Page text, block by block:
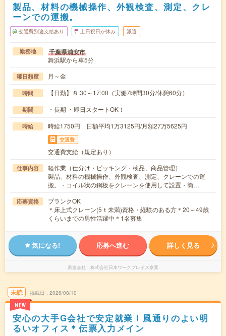
製品、材料の機械操作、外観検査、測定、クレ
ーンでの運搬。
交通費別途支給あり 土日祝日が休み 派遣
勤務地 千葉県浦安市
舞浜駅から車5分
曜日頻度 月～金
時間 【日勤】８:30～17:00（実働7時間30分/休憩60分）
期間 ・長期 ・即日スタートOK！
時給 時給1750円 日額平均1万3125円/月額27万5625円
交通費
交通費支給（規定あり）
仕事内容
軽作業（仕分け・ピッキング・検品、商品管理）
製品、材料の機械操作、外観検査、測定、クレーンでの運
搬。・コイル状の鋼板をクレーンを使用して設置・簡…
応募資格
ブランクOK
＊床上式クレーン(5ｔ未満)資格・経験のある方＊20～49歳
くらいまでの男性活躍中＊1名募集
気になる! 応募へ進む 詳しく見る
派遣会社 株式会社日本ワークプレイス京葉
未読
NEW
掲載日 2026/08/10
安心の大手G会社で安定就業！風通りのよい明
るいオフィス＊伝票入力メイン